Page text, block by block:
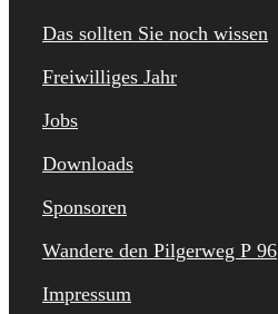
Das sollten Sie noch wissen
Freiwilliges Jahr
Jobs
Downloads
Sponsoren
Wandere den Pilgerweg P 96
Impressum